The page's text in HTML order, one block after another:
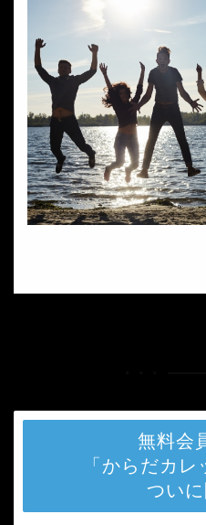
無料会
「からだカ
ついに